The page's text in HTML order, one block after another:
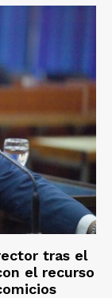
tras el
el recurso